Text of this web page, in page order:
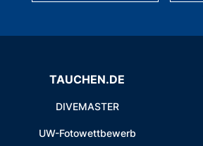
TAUCHEN.DE
DIVEMASTER
UW-Fotowettbewerb